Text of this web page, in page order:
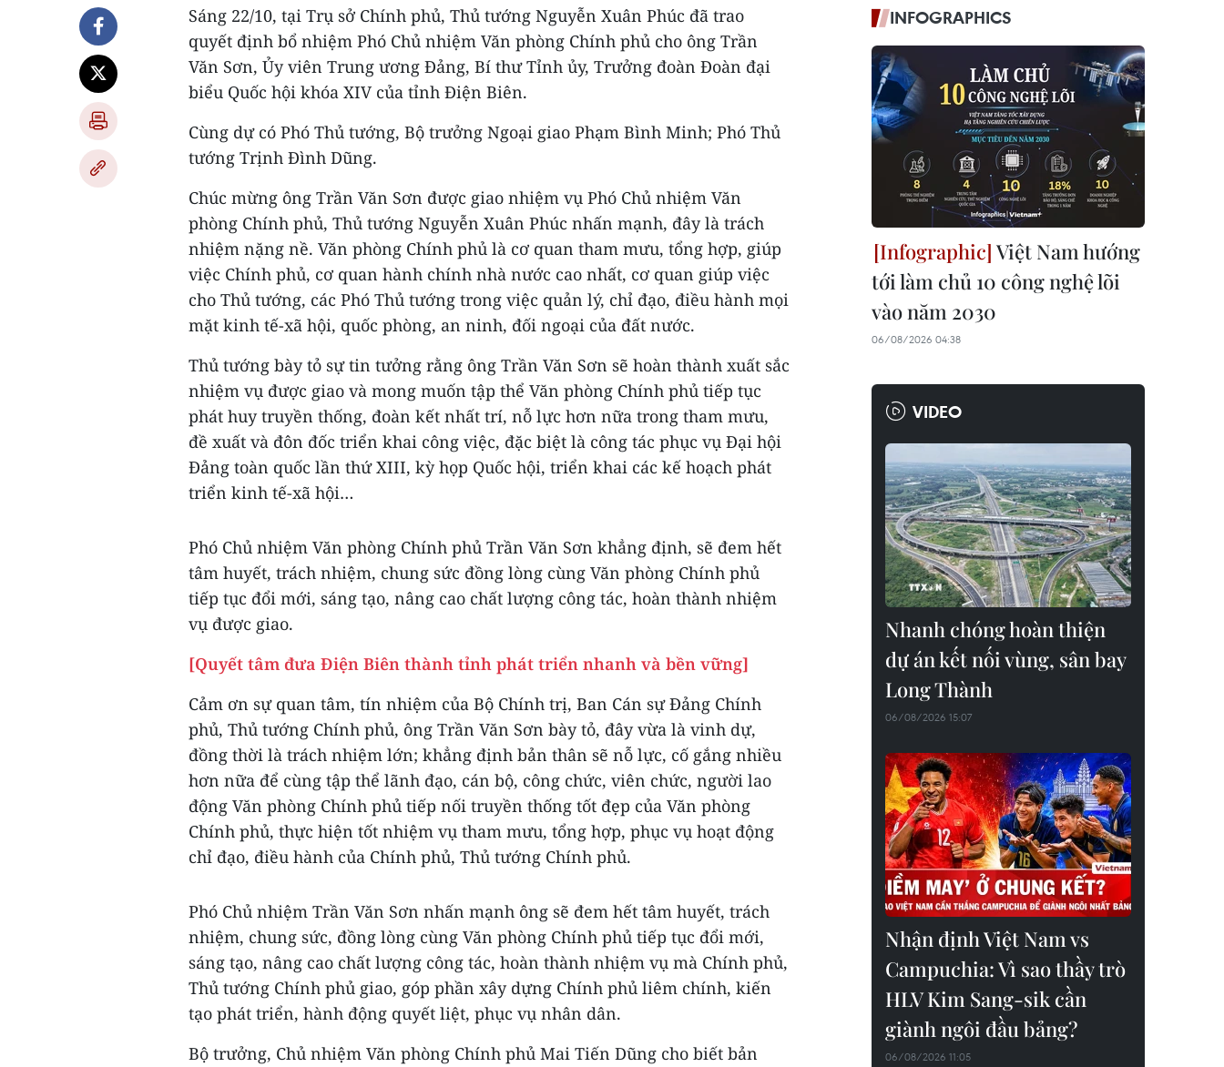
Sáng 22/10, tại Trụ sở Chính phủ, Thủ tướng Nguyễn Xuân Phúc đã trao
quyết định bổ nhiệm Phó Chủ nhiệm Văn phòng Chính phủ cho ông Trần
Văn Sơn, Ủy viên Trung ương Đảng, Bí thư Tỉnh ủy, Trưởng đoàn Đoàn đại
biểu Quốc hội khóa XIV của tỉnh Điện Biên.
Cùng dự có Phó Thủ tướng, Bộ trưởng Ngoại giao Phạm Bình Minh; Phó Thủ
tướng Trịnh Đình Dũng.
Chúc mừng ông Trần Văn Sơn được giao nhiệm vụ Phó Chủ nhiệm Văn
phòng Chính phủ, Thủ tướng Nguyễn Xuân Phúc nhấn mạnh, đây là trách
nhiệm nặng nề. Văn phòng Chính phủ là cơ quan tham mưu, tổng hợp, giúp
việc Chính phủ, cơ quan hành chính nhà nước cao nhất, cơ quan giúp việc
cho Thủ tướng, các Phó Thủ tướng trong việc quản lý, chỉ đạo, điều hành mọi
mặt kinh tế-xã hội, quốc phòng, an ninh, đối ngoại của đất nước.
Thủ tướng bày tỏ sự tin tưởng rằng ông Trần Văn Sơn sẽ hoàn thành xuất sắc
nhiệm vụ được giao và mong muốn tập thể Văn phòng Chính phủ tiếp tục
phát huy truyền thống, đoàn kết nhất trí, nỗ lực hơn nữa trong tham mưu,
đề xuất và đôn đốc triển khai công việc, đặc biệt là công tác phục vụ Đại hội
Đảng toàn quốc lần thứ XIII, kỳ họp Quốc hội, triển khai các kế hoạch phát
triển kinh tế-xã hội…
Phó Chủ nhiệm Văn phòng Chính phủ Trần Văn Sơn khẳng định, sẽ đem hết
tâm huyết, trách nhiệm, chung sức đồng lòng cùng Văn phòng Chính phủ
tiếp tục đổi mới, sáng tạo, nâng cao chất lượng công tác, hoàn thành nhiệm
vụ được giao.
[Quyết tâm đưa Điện Biên thành tỉnh phát triển nhanh và bền vững]
Cảm ơn sự quan tâm, tín nhiệm của Bộ Chính trị, Ban Cán sự Đảng Chính
phủ, Thủ tướng Chính phủ, ông Trần Văn Sơn bày tỏ, đây vừa là vinh dự,
đồng thời là trách nhiệm lớn; khẳng định bản thân sẽ nỗ lực, cố gắng nhiều
hơn nữa để cùng tập thể lãnh đạo, cán bộ, công chức, viên chức, người lao
động Văn phòng Chính phủ tiếp nối truyền thống tốt đẹp của Văn phòng
Chính phủ, thực hiện tốt nhiệm vụ tham mưu, tổng hợp, phục vụ hoạt động
chỉ đạo, điều hành của Chính phủ, Thủ tướng Chính phủ.
Phó Chủ nhiệm Trần Văn Sơn nhấn mạnh ông sẽ đem hết tâm huyết, trách
nhiệm, chung sức, đồng lòng cùng Văn phòng Chính phủ tiếp tục đổi mới,
sáng tạo, nâng cao chất lượng công tác, hoàn thành nhiệm vụ mà Chính phủ,
Thủ tướng Chính phủ giao, góp phần xây dựng Chính phủ liêm chính, kiến
tạo phát triển, hành động quyết liệt, phục vụ nhân dân.
Bộ trưởng, Chủ nhiệm Văn phòng Chính phủ Mai Tiến Dũng cho biết bản
INFOGRAPHICS
Việt Nam hướng
tới làm chủ 10 công nghệ lõi
vào năm 2030
06/08/2026 04:38
VIDEO
Nhanh chóng hoàn thiện
dự án kết nối vùng, sân bay
Long Thành
06/08/2026 15:07
Nhận định Việt Nam vs
Campuchia: Vì sao thầy trò
HLV Kim Sang-sik cần
giành ngôi đầu bảng?
06/08/2026 11:05